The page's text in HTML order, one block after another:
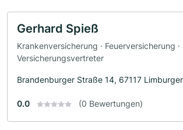
Gerhard Spieß
Krankenversicherung · Feuerversicherung ·
Versicherungsvertreter
Brandenburger Straße 14, 67117
0.0 (0 Bewertungen)